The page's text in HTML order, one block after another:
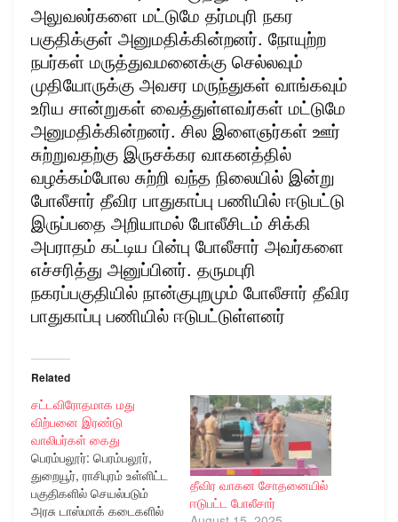
அலுவலர்களை மட்டுமே தர்மபுரி நகர
பகுதிக்குள் அனுமதிக்கின்றனர். நோயுற்ற
நபர்கள் மருத்துவமனைக்கு செல்லவும்
முதியோருக்கு அவசர மருந்துகள் வாங்கவும்
உரிய சான்றுகள் வைத்துள்ளவர்கள் மட்டுமே
அனுமதிக்கின்றனர். சில இளைஞர்கள் ஊர்
சுற்றுவதற்கு இருசக்கர வாகனத்தில்
வழக்கம்போல சுற்றி வந்த நிலையில் இன்று
போலீசார் தீவிர பாதுகாப்பு பணியில் ஈடுபட்டு
இருப்பதை அறியாமல் போலீசிடம் சிக்கி
அபராதம் கட்டிய பின்பு போலீசார் அவர்களை
எச்சரித்து அனுப்பினர். தருமபுரி
நகரப்பகுதியில் நான்குபுறமும் போலீசார் தீவிர
பாதுகாப்பு பணியில் ஈடுபட்டுள்ளனர்
Related
சட்டவிரோதமாக மது
விற்பனை இரண்டு
வாலிபர்கள் கைது
பெரம்பலூர்: பெரம்பலூர்,
துறையூர், ராசிபுரம் உள்ளிட்ட
பகுதிகளில் செயல்படும்
அரசு டாஸ்மாக் கடைகளில்
தீவிர வாகன சோதனையில்
ஈடுபட்ட போலீசார்